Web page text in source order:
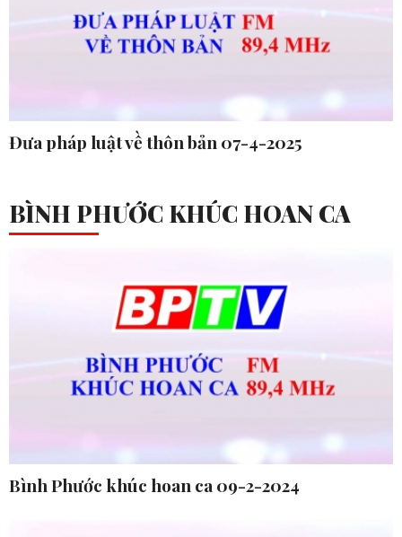
Đưa pháp luật về thôn bản 07-4-2025
BÌNH PHƯỚC KHÚC HOAN CA
Bình Phước khúc hoan ca 09-2-2024